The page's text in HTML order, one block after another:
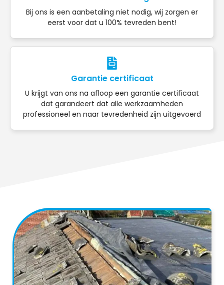
Bij ons is een aanbetaling niet nodig, wij zorgen er
eerst voor dat u 100% tevreden bent!
Garantie certificaat
U krijgt van ons na afloop een garantie certificaat
dat garandeert dat alle werkzaamheden
professioneel en naar tevredenheid zijn uitgevoerd